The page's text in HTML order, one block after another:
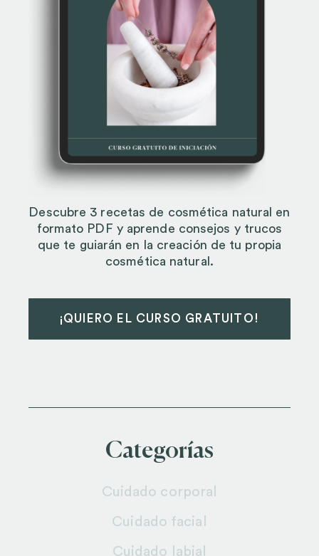
Descubre 3 recetas de cosmética natural en
formato PDF y aprende consejos y trucos
que te guiarán en la creación de tu propia
cosmética natural.
¡QUIERO EL CURSO GRATUITO!
Categorías
Cuidado corporal
Cuidado facial
Cuidado labial